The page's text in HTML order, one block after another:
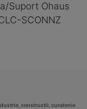
Suport Ohaus
SCONNZ
constructii, curatenie